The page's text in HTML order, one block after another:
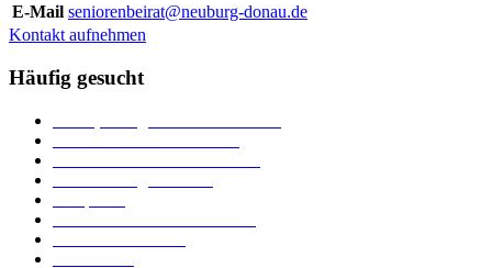
E-Mail seniorenbeirat@neuburg-donau.de
Kontakt aufnehmen
Häufig gesucht